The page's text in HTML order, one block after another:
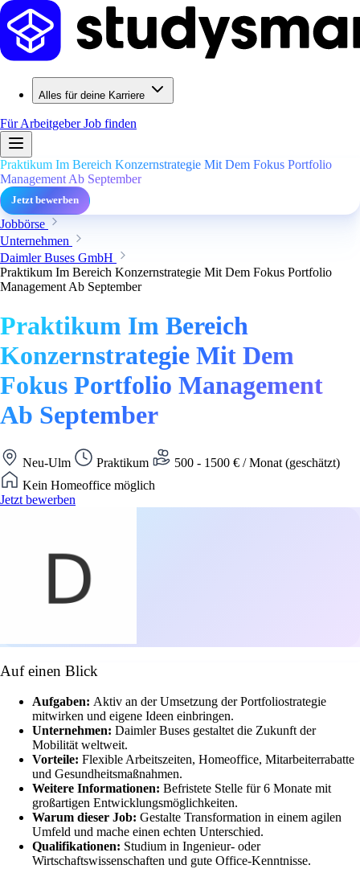
Alles für deine Karriere
Für ArbeitgeberJob finden
Praktikum Im Bereich Konzernstrategie Mit Dem Fokus Portfolio
Management Ab September
Jetzt bewerben
Jobbörse
Unternehmen
Daimler Buses GmbH
Praktikum Im Bereich Konzernstrategie Mit Dem Fokus Portfolio
Management Ab September
Praktikum Im Bereich
Konzernstrategie Mit Dem
Fokus Portfolio Management
Ab September
Neu-Ulm Praktikum
500 - 1500 € / Monat (geschätzt)
Kein Homeoffice möglich
Jetzt bewerben
Auf einen Blick
Aufgaben: Aktiv an der Umsetzung der Portfoliostrategie
mitwirken und eigene Ideen einbringen.
Unternehmen: Daimler Buses gestaltet die Zukunft der
Mobilität weltweit.
Vorteile: Flexible Arbeitszeiten, Homeoffice, Mitarbeiterrabatte
und Gesundheitsmaßnahmen.
Weitere Informationen: Befristete Stelle für 6 Monate mit
großartigen Entwicklungsmöglichkeiten.
Warum dieser Job: Gestalte Transformation in einem agilen
Umfeld und mache einen echten Unterschied.
Qualifikationen: Studium in Ingenieur- oder
Wirtschaftswissenschaften und gute Office-Kenntnisse.